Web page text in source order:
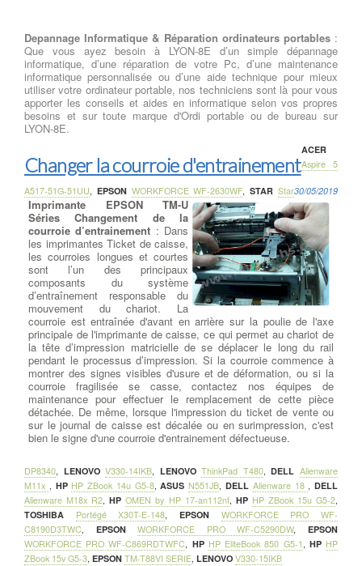
Depannage Informatique & Réparation ordinateurs portables:
Que vous ayez besoin à LYON-8E d’un simple dépannage
informatique, d’une réparation de votre Pc, d’une maintenance
informatique personnalisée ou d’une aide technique pour mieux
utiliser votre ordinateur portable, nos techniciens sont là pour vous
apporter les conseils et aides en informatique selon vos propres
besoins et sur toute marque d'Ordi portable ou de bureau sur
LYON-8E.
Changer la courroie d'entrainement
30/05/2019
Imprimante EPSON TM-U
Séries Changement de la
courroie d’entrainement : Dans
les imprimantes Ticket de caisse,
les courroies longues et courtes
sont l’un des principaux
composants du système
d’entraînement responsable du
mouvement du chariot. La
courroie est entraînée d'avant en arrière sur la poulie de l'axe
principale de l'imprimante de caisse, ce qui permet au chariot de
la tête d’impression matricielle de se déplacer le long du rail
pendant le processus d’impression. Si la courroie commence à
montrer des signes visibles d'usure et de déformation, ou si la
courroie fragilisée se casse, contactez nos équipes de
maintenance pour effectuer le remplacement de cette pièce
détachée. De même, lorsque l'impression du ticket de vente ou
sur le journal de caisse est décalée ou en surimpression, c'est
bien le signe d'une courroie d'entrainement défectueuse.
ACER
Aspire 5
A517-51G-51UU, EPSON WORKFORCE WF-2630WF,STAR Star
DP8340, LENOVO V330-14IKB, LENOVO ThinkPad T480,DELL Alienware
M11x , HP HP ZBook 14u G5-8,ASUS N551JB, DELL Alienware 18 ,DELL
Alienware M18x R2,HP OMEN by HP 17-an112nf, HP HP ZBook 15u G5-2,
TOSHIBA
Portégé X30T-E-148,EPSON
WORKFORCE PRO WF-
C8190D3TWC, EPSON WORKFORCE PRO WF-C5290DW,EPSON
WORKFORCE PRO WF-C869RDTWFC, HP HP EliteBook 850 G5-1 , HP HP
ZBook 15v G5-3, EPSON TM-T88VI SERIE, LENOVO V330-15IKB